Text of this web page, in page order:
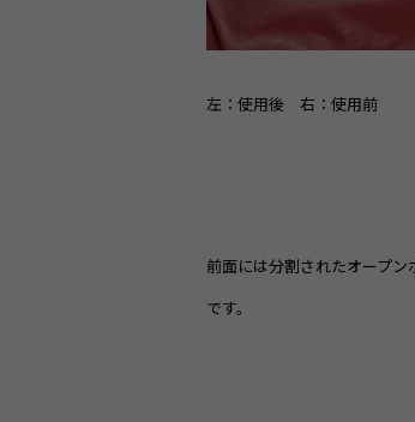
左：使用後 右：使用前
前面には分割されたオープ
です。